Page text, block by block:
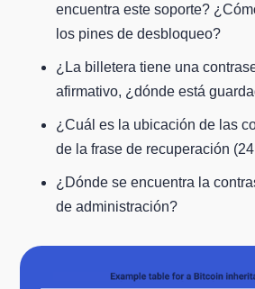
encuentra este soporte?
los pines de desbloqueo?
¿La billetera tiene una
afirmativo, ¿dónde está
¿Cuál es la ubicación de las
de la frase de recuperación
¿Dónde se encuentra la
de administración?